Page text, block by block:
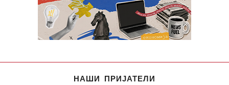
НАШИ ПРИЈАТЕЛИ